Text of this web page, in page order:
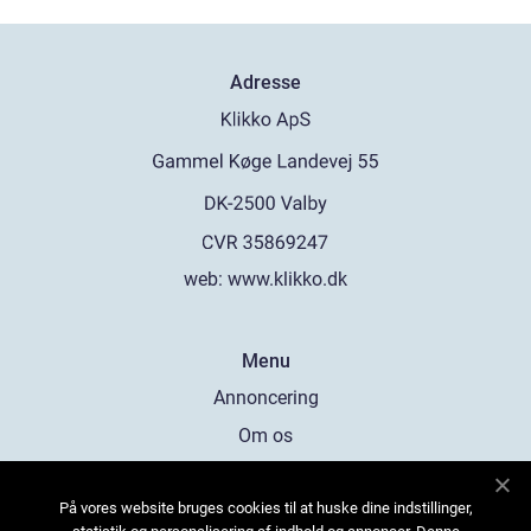
Adresse
web: www.klikko.dk
Menu
Annoncering
Om os
Kontakt os
På vores website bruges cookies til at huske dine indstillinger,